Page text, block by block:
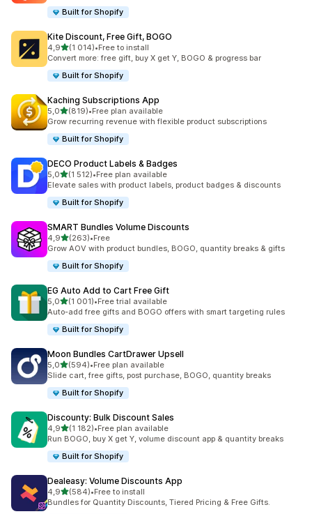
Built for Shopify
Kite Discount, Free Gift, BOGO
4,9z 5 hvězd
(1 014)
Celkový počet recenzí: 1014
•Free to install
Convert more: free gift, buy X get Y, BOGO & progress bar
Built for Shopify
Kaching Subscriptions App
5,0z 5 hvězd
(819)
Celkový počet recenzí: 819
•Free plan available
Grow recurring revenue with flexible product subscriptions
Built for Shopify
DECO Product Labels & Badges
5,0z 5 hvězd
(1 512)
Celkový počet recenzí: 1512
•Free plan available
Elevate sales with product labels, product badges & discounts
Built for Shopify
SMART Bundles Volume Discounts
4,9z 5 hvězd
(263)
Celkový počet recenzí: 263
•Free
Grow AOV with product bundles, BOGO, quantity breaks & gifts
Built for Shopify
EG Auto Add to Cart Free Gift
5,0z 5 hvězd
(1 001)
Celkový počet recenzí: 1001
•Free trial available
Auto-add free gifts and BOGO offers with smart targeting rules
Built for Shopify
Moon Bundles CartDrawer Upsell
5,0z 5 hvězd
(594)
Celkový počet recenzí: 594
•Free plan available
Slide cart, free gifts, post purchase, BOGO, quantity breaks
Built for Shopify
Discounty: Bulk Discount Sales
4,9z 5 hvězd
(1 182)
Celkový počet recenzí: 1182
•Free plan available
Run BOGO, buy X get Y, volume discount app & quantity breaks
Built for Shopify
Dealeasy: Volume Discounts App
4,9z 5 hvězd
(584)
Celkový počet recenzí: 584
•Free to install
Bundles for Quantity Discounts, Tiered Pricing & Free Gifts.